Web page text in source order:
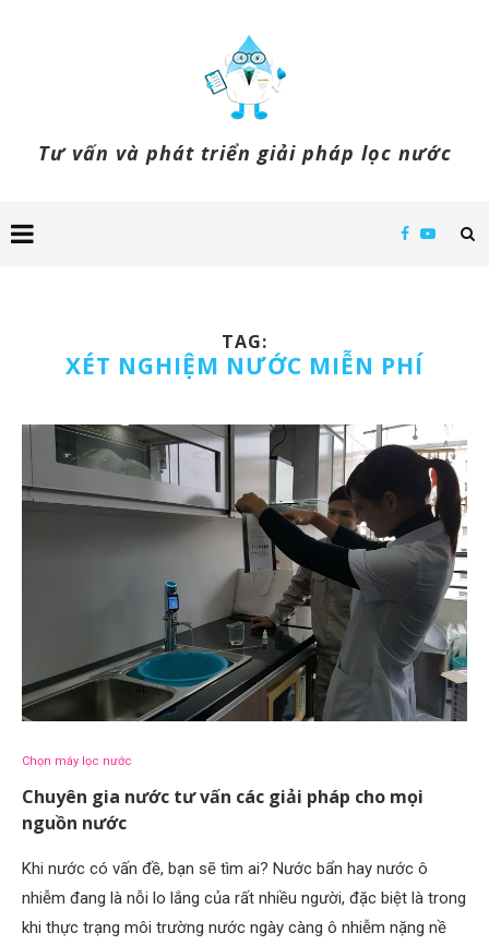
Tư vấn và phát triển giải pháp lọc nước
TAG:
XÉT NGHIỆM NƯỚC MIỄN PHÍ
Chọn máy lọc nước
Chuyên gia nước tư vấn các giải pháp cho mọi
nguồn nước
Khi nước có vấn đề, bạn sẽ tìm ai? Nước bẩn hay nước ô
nhiễm đang là nỗi lo lắng của rất nhiều người, đặc biệt là trong
khi thực trạng môi trường nước ngày càng ô nhiễm nặng nề